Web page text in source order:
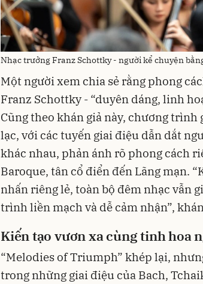
Nhạc trưởng Franz Schottky - người kể chuyện
Một người xem chia sẻ rằng phong
Franz Schottky - “duyên dáng, linh
Cũng theo khán giả này, chương
lạc, với các tuyến giai điệu dẫn dắt
khác nhau, phản ánh rõ phong cách
Baroque, tân cổ điển đến Lãng mạn.
nhấn riêng lẻ, toàn bộ đêm nhạc vẫn
trình liền mạch và dễ cảm nhận”,
Kiến tạo vươn xa cùng tinh hoa
“Melodies of Triumph” khép lại,
trong những giai điệu của Bach,